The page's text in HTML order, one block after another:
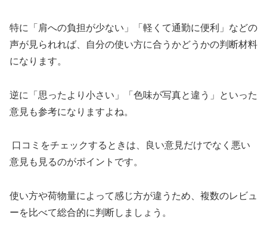
特に「肩への負担が少ない」「軽くて通勤に便利」などの
声が見られれば、自分の使い方に合うかどうかの判断材料
になります。
逆に「思ったより小さい」「色味が写真と違う」といった
意見も参考になりますよね。
口コミをチェックするときは、良い意見だけでなく悪い
意見も見るのがポイントです。
使い方や荷物量によって感じ方が違うため、複数のレビュ
ーを比べて総合的に判断しましょう。